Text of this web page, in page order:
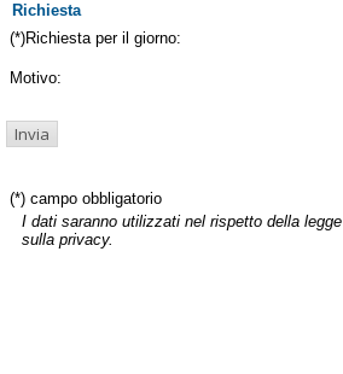
Richiesta
(*)Richiesta per il giorno:
Motivo:
(*) campo obbligatorio
I dati saranno utilizzati nel rispetto della legge
sulla privacy.